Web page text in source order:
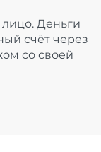
Деньги
счёт через
со своей